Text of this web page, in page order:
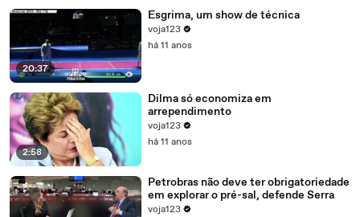
20:37
Esgrima, um show de técnica
voja123
há 11 anos
2:58
Dilma só economiza em
arrependimento
voja123
há 11 anos
Petrobras não deve ter obrigatoriedade
em explorar o pré-sal, defende Serra
voja123